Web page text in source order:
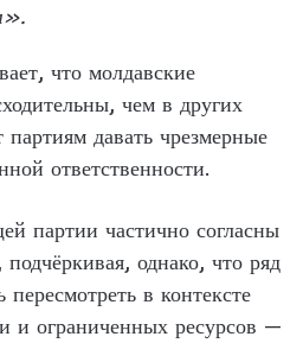
что молдавские
чем в других
партиям давать чрезмерные
ответственности.
партии частично согласны
однако, что ряд
пересмотреть в контексте
и ограниченных ресурсов —